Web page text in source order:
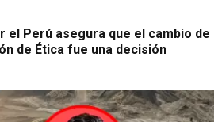
el Perú asegura que el cambio de
de Ética fue una decisión